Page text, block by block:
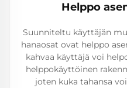
Helppo
Suunniteltu käyttäjän
hanaosat ovat helppo
kahvaa käyttäjä voi
helppokäyttöinen
joten kuka tahansa